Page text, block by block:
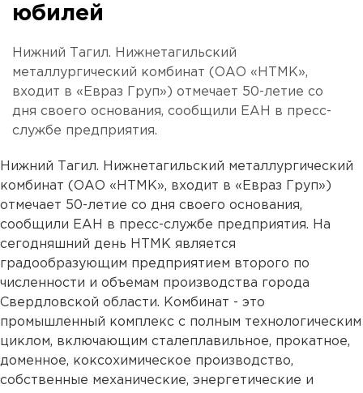
юбилей
Нижний Тагил. Нижнетагильский
металлургический комбинат (ОАО «НТМК»,
входит в «Евраз Груп») отмечает 50-летие со
дня своего основания, сообщили ЕАН в пресс-
службе предприятия.
Нижний Тагил. Нижнетагильский металлургический
комбинат (ОАО «НТМК», входит в «Евраз Груп»)
отмечает 50-летие со дня своего основания,
сообщили ЕАН в пресс-службе предприятия. На
сегодняшний день НТМК является
градообразующим предприятием второго по
численности и объемам производства города
Свердловской области. Комбинат - это
промышленный комплекс с полным технологическим
циклом, включающим сталеплавильное, прокатное,
доменное, коксохимическое производство,
собственные механические, энергетические и